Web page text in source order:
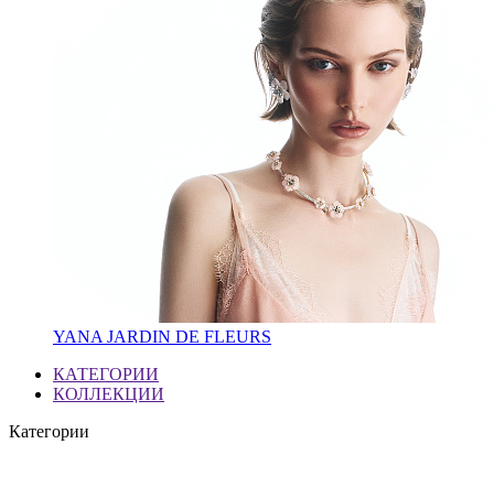
YANA JARDIN DE FLEURS
КАТЕГОРИИ
КОЛЛЕКЦИИ
Категории